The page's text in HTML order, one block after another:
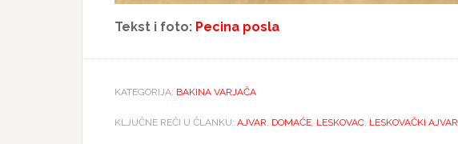
Tekst i foto: Pecina posla
KATEGORIJA: BAKINA VARJAČA
KLJUČNE REČI U ČLANKU: AJVAR DOMAĆE LESKOVAC LESKOVAČKI AJVAR